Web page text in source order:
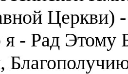
Церкви)
я - Рад Этому